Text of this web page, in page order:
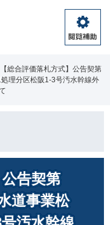
閲
覧
助
【総合評価落札方式】公告契第
理分区松阪1-3号汚水幹線外
公告契第
道事業松